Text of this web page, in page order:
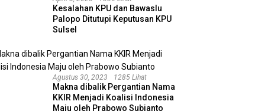
Kesalahan KPU dan Bawaslu
Palopo Ditutupi Keputusan KPU
Sulsel
Agustus 30, 2023 1285 Lihat
Makna dibalik Pergantian Nama
KKIR Menjadi Koalisi Indonesia
Maju oleh Prabowo Subianto